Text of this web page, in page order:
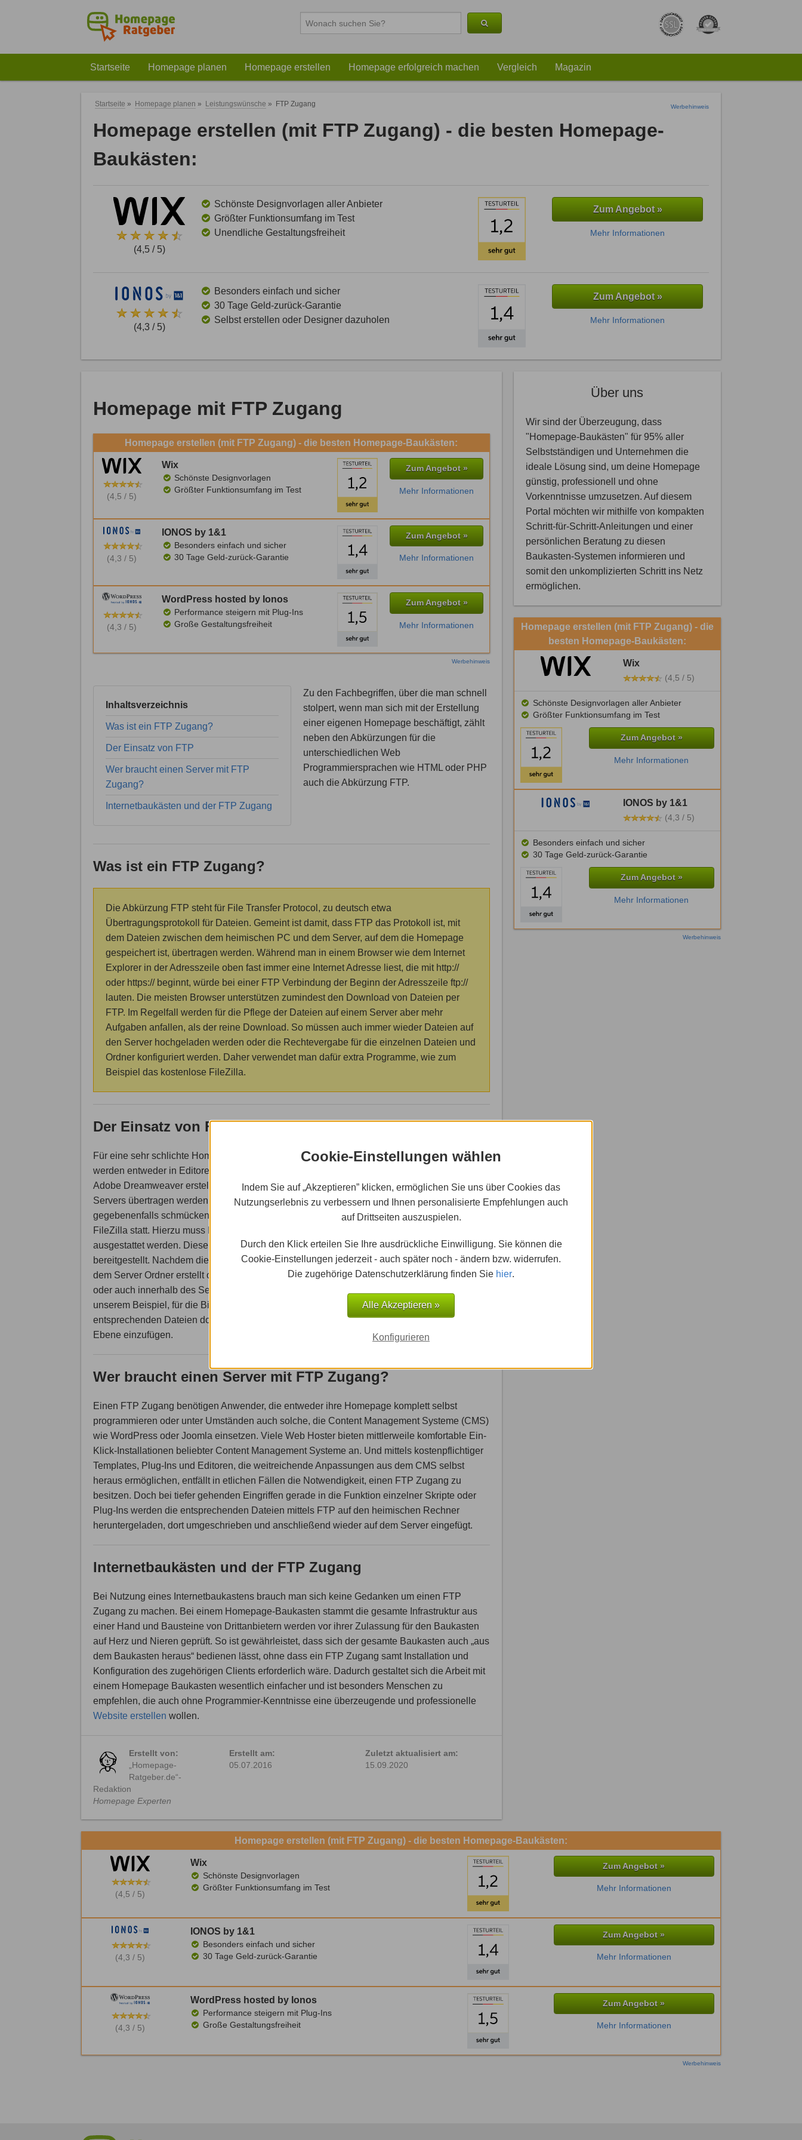
Cookie-Einstellungen wählen
Indem Sie auf „Akzeptieren” klicken, ermöglichen Sie uns über Cookies das
Nutzungserlebnis zu verbessern und Ihnen personalisierte Empfehlungen auch
auf Drittseiten auszuspielen.
Durch den Klick erteilen Sie Ihre ausdrückliche Einwilligung. Sie können die
Cookie-Einstellungen jederzeit - auch später noch - ändern bzw. widerrufen.
Die zugehörige Datenschutzerklärung finden Sie hier
Alle Akzeptieren »
Konfigurieren
Startseite Homepage planen Homepage erstellen Homepage erfolgreich machen Vergleich Magazin
Werbehinweis
Startseite » Homepage planen » Leistungswünsche » FTP Zugang
Homepage erstellen (mit FTP Zugang) - die besten Homepage-
Baukästen:
(4,5 / 5)
Schönste Designvorlagen aller Anbieter
Größter Funktionsumfang im Test
Unendliche Gestaltungsfreiheit
Zum Angebot »
Mehr Informationen
(4,3 / 5)
Besonders einfach und sicher
30 Tage Geld-zurück-Garantie
Selbst erstellen oder Designer dazuholen
Zum Angebot »
Mehr Informationen
Homepage mit FTP Zugang
Homepage erstellen (mit FTP Zugang) - die besten Homepage-Baukästen:
(4,5 / 5)
Wix
Schönste Designvorlagen
Größter Funktionsumfang im Test
Zum Angebot »
Mehr Informationen
(4,3 / 5)
IONOS by 1&1
Besonders einfach und sicher
30 Tage Geld-zurück-Garantie
Zum Angebot »
Mehr Informationen
(4,3 / 5)
WordPress hosted by Ionos
Performance steigern mit Plug-Ins
Große Gestaltungsfreiheit
Zum Angebot »
Mehr Informationen
Werbehinweis
Inhaltsverzeichnis
Was ist ein FTP Zugang?
Der Einsatz von FTP
Wer braucht einen Server mit FTP
Zugang?
Internetbaukästen und der FTP Zugang
Zu den Fachbegriffen, über die man schnell
stolpert, wenn man sich mit der Erstellung
einer eigenen Homepage beschäftigt, zählt
neben den Abkürzungen für die
unterschiedlichen Web
Programmiersprachen wie HTML oder PHP
auch die Abkürzung FTP.
Was ist ein FTP Zugang?
Die Abkürzung FTP steht für File Transfer Protocol, zu deutsch etwa
Übertragungsprotokoll für Dateien. Gemeint ist damit, dass FTP das Protokoll ist, mit
dem Dateien zwischen dem heimischen PC und dem Server, auf dem die Homepage
gespeichert ist, übertragen werden. Während man in einem Browser wie dem Internet
Explorer in der Adresszeile oben fast immer eine Internet Adresse liest, die mit http://
oder https:// beginnt, würde bei einer FTP Verbindung der Beginn der Adresszeile ftp://
lauten. Die meisten Browser unterstützen zumindest den Download von Dateien per
FTP. Im Regelfall werden für die Pflege der Dateien auf einem Server aber mehr
Aufgaben anfallen, als der reine Download. So müssen auch immer wieder Dateien auf
den Server hochgeladen werden oder die Rechtevergabe für die einzelnen Dateien und
Ordner konfiguriert werden. Daher verwendet man dafür extra Programme, wie zum
Beispiel das kostenlose FileZilla.
Der Einsatz von FTP - Konkrete Anwendung
Für eine sehr schlichte Homepage reichen bereits HTML- und CSS-Dokumente. Diese
werden entweder in Editoren wie dem kostenlosen Notepad++ oder Programmen wie dem
Adobe Dreamweaver erstellt. Anschließend müssen die Dateien auf die Festplatte des
Servers übertragen werden, zusätzlich vielleicht mit ein paar Bildern, die die Homepage
gegebenenfalls schmücken sollen. Diese Übertragung findet mittels eines FTP-Clients wie
FileZilla statt. Hierzu muss FileZilla entsprechend mit den Login Daten des FTP Zugangs
ausgestattet werden. Diese werden vom jeweiligen Website-Anbieter (also vom Web Hoster)
bereitgestellt. Nachdem die Verbindung zum Server erfolgreich hergestellt wurde, können auf
dem Server Ordner erstellt oder gelöscht und Dateien vom heimischen PC auf den Server
oder auch innerhalb des Servers verschoben werden. Ein mögliches Vorgehen wäre in
unserem Beispiel, für die Bilder und CSS Skripte eigene Ordner anzulegen, die
entsprechenden Dateien dorthin zu verschieben und die HTML Dokumente auf der obersten
Ebene einzufügen.
Wer braucht einen Server mit FTP Zugang?
Einen FTP Zugang benötigen Anwender, die entweder ihre Homepage komplett selbst
programmieren oder unter Umständen auch solche, die Content Management Systeme (CMS)
wie WordPress oder Joomla einsetzen. Viele Web Hoster bieten mittlerweile komfortable Ein-
Klick-Installationen beliebter Content Management Systeme an. Und mittels kostenpflichtiger
Templates, Plug-Ins und Editoren, die weitreichende Anpassungen aus dem CMS selbst
heraus ermöglichen, entfällt in etlichen Fällen die Notwendigkeit, einen FTP Zugang zu
besitzen. Doch bei tiefer gehenden Eingriffen gerade in die Funktion einzelner Skripte oder
Plug-Ins werden die entsprechenden Dateien mittels FTP auf den heimischen Rechner
heruntergeladen, dort umgeschrieben und anschließend wieder auf dem Server eingefügt.
Internetbaukästen und der FTP Zugang
Bei Nutzung eines Internetbaukastens brauch man sich keine Gedanken um einen FTP
Zugang zu machen. Bei einem Homepage-Baukasten stammt die gesamte Infrastruktur aus
einer Hand und Bausteine von Drittanbietern werden vor ihrer Zulassung für den Baukasten
auf Herz und Nieren geprüft. So ist gewährleistet, dass sich der gesamte Baukasten auch „aus
dem Baukasten heraus“ bedienen lässt, ohne dass ein FTP Zugang samt Installation und
Konfiguration des zugehörigen Clients erforderlich wäre. Dadurch gestaltet sich die Arbeit mit
einem Homepage Baukasten wesentlich einfacher und ist besonders Menschen zu
empfehlen, die auch ohne Programmier-Kenntnisse eine überzeugende und professionelle
Website erstellen wollen.
Erstellt von:
„Homepage-
Ratgeber.de“-
Redaktion
Homepage Experten
Erstellt am:
05.07.2016
Zuletzt aktualisiert am:
15.09.2020
Über uns
Wir sind der Überzeugung, dass
"Homepage-Baukästen" für 95% aller
Selbstständigen und Unternehmen die
ideale Lösung sind, um deine Homepage
günstig, professionell und ohne
Vorkenntnisse umzusetzen. Auf diesem
Portal möchten wir mithilfe von kompakten
Schritt-für-Schritt-Anleitungen und einer
persönlichen Beratung zu diesen
Baukasten-Systemen informieren und
somit den unkomplizierten Schritt ins Netz
ermöglichen.
Homepage erstellen (mit FTP Zugang) - die
besten Homepage-Baukästen:
Wix
(4,5 / 5)
Schönste Designvorlagen aller Anbieter
Größter Funktionsumfang im Test
Zum Angebot »
Mehr Informationen
IONOS by 1&1
(4,3 / 5)
Besonders einfach und sicher
30 Tage Geld-zurück-Garantie
Zum Angebot »
Mehr Informationen
Werbehinweis
Homepage erstellen (mit FTP Zugang) - die besten Homepage-Baukästen:
(4,5 / 5)
Wix
Schönste Designvorlagen
Größter Funktionsumfang im Test
Zum Angebot »
Mehr Informationen
(4,3 / 5)
IONOS by 1&1
Besonders einfach und sicher
30 Tage Geld-zurück-Garantie
Zum Angebot »
Mehr Informationen
(4,3 / 5)
WordPress hosted by Ionos
Performance steigern mit Plug-Ins
Große Gestaltungsfreiheit
Zum Angebot »
Mehr Informationen
Werbehinweis